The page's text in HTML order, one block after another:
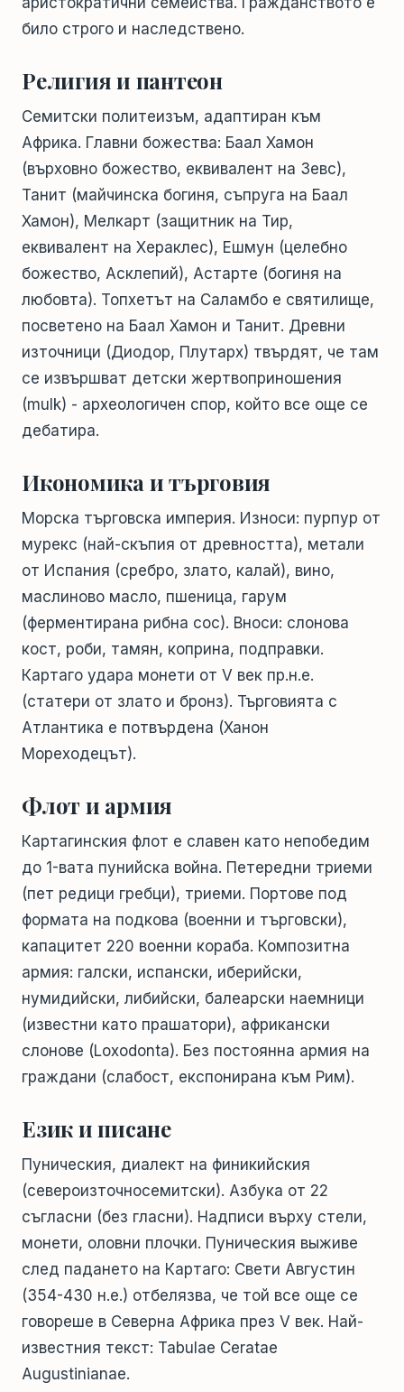
било строго и наследствено.
Религия и пантеон
Семитски политеизъм, адаптиран към
Африка. Главни божества: Баал Хамон
(върховно божество, еквивалент на Зевс),
Танит (майчинска богиня, съпруга на Баал
Хамон), Мелкарт (защитник на Тир,
еквивалент на Хераклес), Ешмун (целебно
божество, Асклепий), Астарте (богиня на
любовта). Топхетът на Саламбо е святилище,
посветено на Баал Хамон и Танит. Древни
източници (Диодор, Плутарх) твърдят, че там
се извършват детски жертвоприношения
(mulk) - археологичен спор, който все още се
дебатира.
Икономика и търговия
Морска търговска империя. Износи: пурпур от
мурекс (най-скъпия от древността), метали
от Испания (сребро, злато, калай), вино,
маслиново масло, пшеница, гарум
(ферментирана рибна сос). Вноси: слонова
кост, роби, тамян, коприна, подправки.
Картаго удара монети от V век пр.н.е.
(статери от злато и бронз). Търговията с
Атлантика е потвърдена (Ханон
Мореходецът).
Флот и армия
Картагинския флот е славен като непобедим
до 1-вата пунийска война. Петередни триеми
(пет редици гребци), триеми. Портове под
формата на подкова (военни и търговски),
капацитет 220 военни кораба. Композитна
армия: галски, испански, иберийски,
нумидийски, либийски, балеарски наемници
(известни като прашатори), африкански
слонове (Loxodonta). Без постоянна армия на
граждани (слабост, експонирана към Рим).
Език и писане
Пуническия, диалект на финикийския
(североизточносемитски). Азбука от 22
съгласни (без гласни). Надписи върху стели,
монети, оловни плочки. Пуническия выживе
след падането на Картаго: Свети Августин
(354-430 н.е.) отбелязва, че той все още се
говореше в Северна Африка през V век. Най-
известния текст: Tabulae Ceratae
Augustinianae.